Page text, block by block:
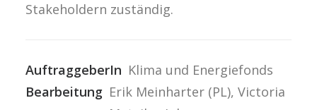
Stakeholdern zuständig.
AuftraggeberIn Klima und Energiefonds
Bearbeitung Erik Meinharter (PL), Victoria